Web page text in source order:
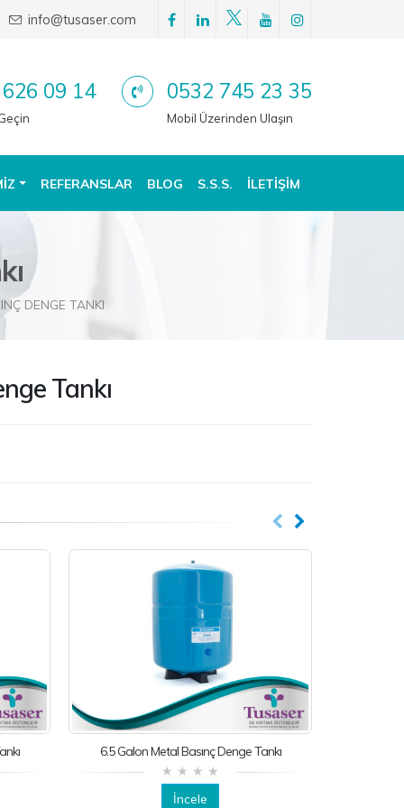
info@tusaser.com
09 14 0532 745 23 35
Mobil Üzerinden Ulaşın
REFERANSLAR BLOG S.S.S. İLETIŞIM
DENGE TANKI
Tankı
6.5 Galon Metal Basınç Denge Tankı
İncele